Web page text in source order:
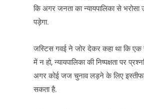
कि अगर जनता का न्यायपालिका से
पड़ेगा.
जस्टिस गवई ने जोर देकर कहा था कि एक
में न हो, न्यायपालिका की निष्पक्षता पर
अगर कोई जज चुनाव लड़ने के लिए इस्तीफा
सकता है.